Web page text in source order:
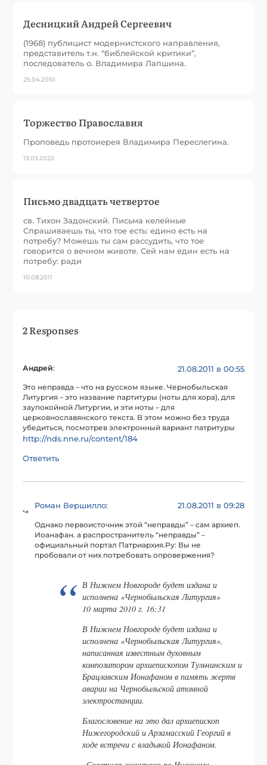
Десницкий Андрей Сергеевич
(1968) публицист модернистского направления,
представитель т.н. “библейской критики”,
последователь о. Владимира Лапшина.
25.04.2010
Торжество Православия
Проповедь протоиерея Владимира Переслегина.
13.03.2022
Письмо двадцать четвертое
св. Тихон Задонский. Письма келейные
Спрашиваешь ты, что тое есть: едино есть на
потребу? Можешь ты сам рассудить, что тое
говорится о вечном животе. Сей нам един есть на
потребу: ради
10.08.2011
2 Responses
Андрей: 21.08.2011 в 00:55
Это неправда – что на русском языке. Чернобыльская
Литургия – это название партитуры (ноты для хора), для
заупокойной Литургии, и эти ноты – для
церковнославянского текста. В этом можно без труда
убедиться, посмотрев электронный вариант патритуры
http://nds.nne.ru/content/184
Ответить
Роман Вершилло: 21.08.2011 в 09:28
Однако первоисточник этой “неправды” – сам архиеп.
Иоанафан. а распространитель “неправды” –
официальный портал Патриархия.Ру: Вы не
пробовали от них потребовать опровержения?
В Нижнем Новгороде будет издана и
исполнена «Чернобыльская Литургия»
10 марта 2010 г. 16:31
В Нижнем Новгороде будет издана и
исполнена «Чернобыльская Литургия»,
написанная известным духовным
композитором архиепископом Тульчинским и
Брацлавским Ионафаном в память жертв
аварии на Чернобыльской атомной
электростанции.
Благословение на это дал архиепископ
Нижегородский и Арзамасский Георгий в
ходе встречи с владыкой Ионафаном.